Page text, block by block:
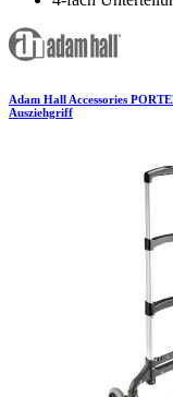
Adam Hall Accessories
Ausziehgriff